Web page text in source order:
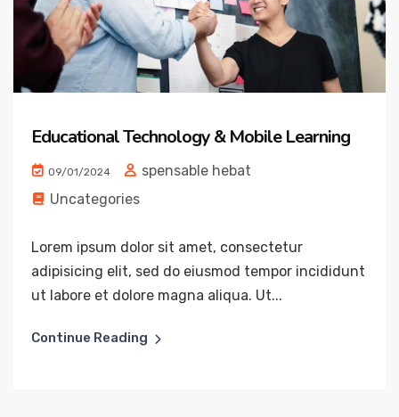
Educational Technology & Mobile Learning
09/01/2024
spensable hebat
Uncategories
Lorem ipsum dolor sit amet, consectetur
adipisicing elit, sed do eiusmod tempor incididunt
ut labore et dolore magna aliqua. Ut...
Continue Reading